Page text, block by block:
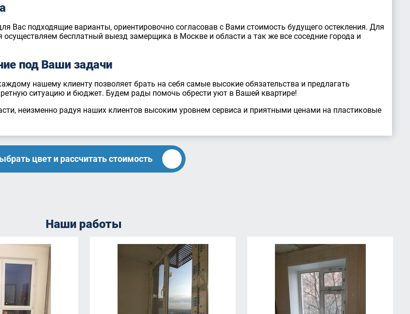
Вас подходящие варианты, ориентировочно согласовав с Вами стоимость будущего остекления. Для
осуществляем бесплатный выезд замерщика в Москве и области а так же все соседние города и
под Ваши задачи
нашему клиенту позволяет брать на себя самые высокие обязательства и предлагать
ситуацию и бюджет. Будем рады помочь обрести уют в Вашей квартире!
неизменно радуя наших клиентов высоким уровнем сервиса и приятными ценами на пластиковые
цвет и рассчитать стоимость
Наши работы